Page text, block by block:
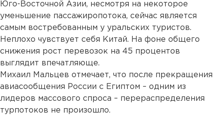
Юго-Восточной Азии, несмотря на некоторое
уменьшение пассажиропотока, сейчас является
самым востребованным у уральских туристов.
Неплохо чувствует себя Китай. На фоне общего
снижения рост перевозок на 45 процентов
выглядит впечатляюще.
Михаил Мальцев отмечает, что после прекращения
авиасообщения России с Египтом – одним из
лидеров массового спроса – перераспределения
турпотоков не произошло.